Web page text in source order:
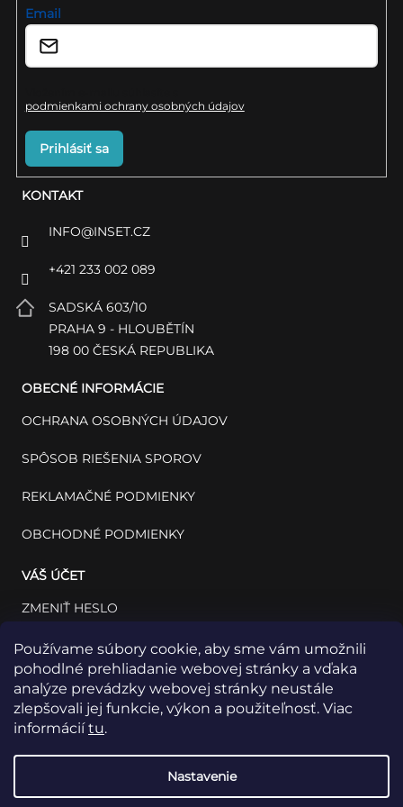
Používame súbory cookie, aby sme vám umožnili
pohodlné prehliadanie webovej stránky a vďaka
analýze prevádzky webovej stránky neustále
zlepšovali jej funkcie, výkon a použiteľnosť. Viac
informáciítu.
Nastavenie
KONTAKT
INFO@INSET.CZ
+421 233 002 089
SADSKÁ 603/10
PRAHA 9 - HLOUBĚTÍN
198 00 ČESKÁ REPUBLIKA
OBECNÉ INFORMÁCIE
OCHRANA OSOBNÝCH ÚDAJOV
SPÔSOB RIEŠENIA SPOROV
REKLAMAČNÉ PODMIENKY
OBCHODNÉ PODMIENKY
VÁŠ ÚČET
ZMENIŤ HESLO
VÁŠ PROFIL
VAŠE OBJEDNÁVKY
Email
podmienkami ochrany osobných údajov
Prihlásiť sa